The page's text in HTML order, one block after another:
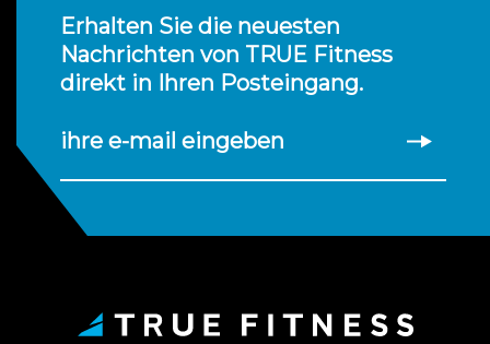
Erhalten Sie die neuesten
Nachrichten von TRUE Fitness
direkt in Ihren Posteingang.
ihre e-mail eingeben